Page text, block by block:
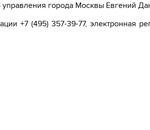
управления города Москвы Евгений
+7 (495) 357-39-77, электронная